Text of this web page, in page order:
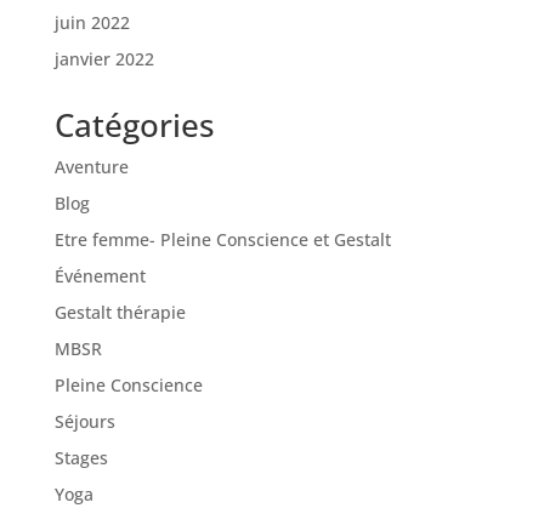
juin 2022
janvier 2022
Catégories
Aventure
Blog
Etre femme- Pleine Conscience et Gestalt
Événement
Gestalt thérapie
MBSR
Pleine Conscience
Séjours
Stages
Yoga